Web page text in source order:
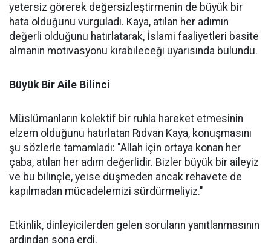
yetersiz görerek değersizleştirmenin de büyük bir
hata olduğunu vurguladı. Kaya, atılan her adımın
değerli olduğunu hatırlatarak, İslami faaliyetleri basite
almanın motivasyonu kırabileceği uyarısında bulundu.
Büyük Bir Aile Bilinci
Müslümanların kolektif bir ruhla hareket etmesinin
elzem olduğunu hatırlatan Rıdvan Kaya, konuşmasını
şu sözlerle tamamladı: "Allah için ortaya konan her
çaba, atılan her adım değerlidir. Bizler büyük bir aileyiz
ve bu bilinçle, yeise düşmeden ancak rehavete de
kapılmadan mücadelemizi sürdürmeliyiz."
Etkinlik, dinleyicilerden gelen soruların yanıtlanmasının
ardından sona erdi.